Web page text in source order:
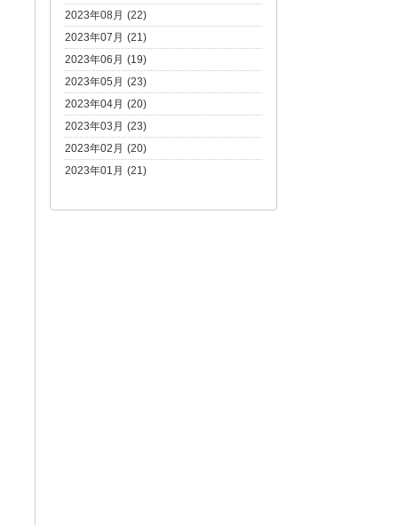
2023年08月 (22)
2023年07月 (21)
2023年06月 (19)
2023年05月 (23)
2023年04月 (20)
2023年03月 (23)
2023年02月 (20)
2023年01月 (21)